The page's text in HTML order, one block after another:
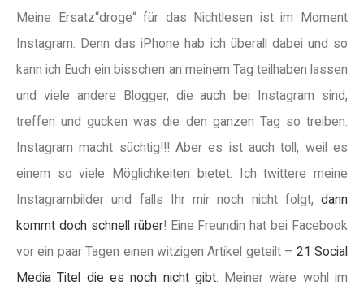
Meine Ersatz“droge“ für das Nichtlesen ist im Moment
Instagram. Denn das iPhone hab ich überall dabei und so
kann ich Euch ein bisschen an meinem Tag teilhaben lassen
und viele andere Blogger, die auch bei Instagram sind,
treffen und gucken was die den ganzen Tag so treiben.
Instagram macht süchtig!!! Aber es ist auch toll, weil es
einem so viele Möglichkeiten bietet. Ich twittere meine
Instagrambilder und falls Ihr mir noch nicht folgt, dann
kommt doch schnell rüber! Eine Freundin hat bei Facebook
vor ein paar Tagen einen witzigen Artikel geteilt – 21 Social
Media Titel die es noch nicht gibt. Meiner wäre wohl im